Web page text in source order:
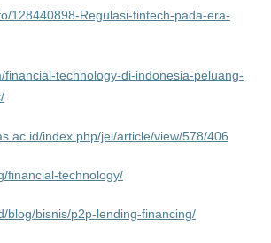
128440898-Regulasi-fintech-pada-era-
financial-technology-di-indonesia-peluang-
index.php/jei/article/view/578/406
financial-technology/
blog/bisnis/p2p-lending-financing/